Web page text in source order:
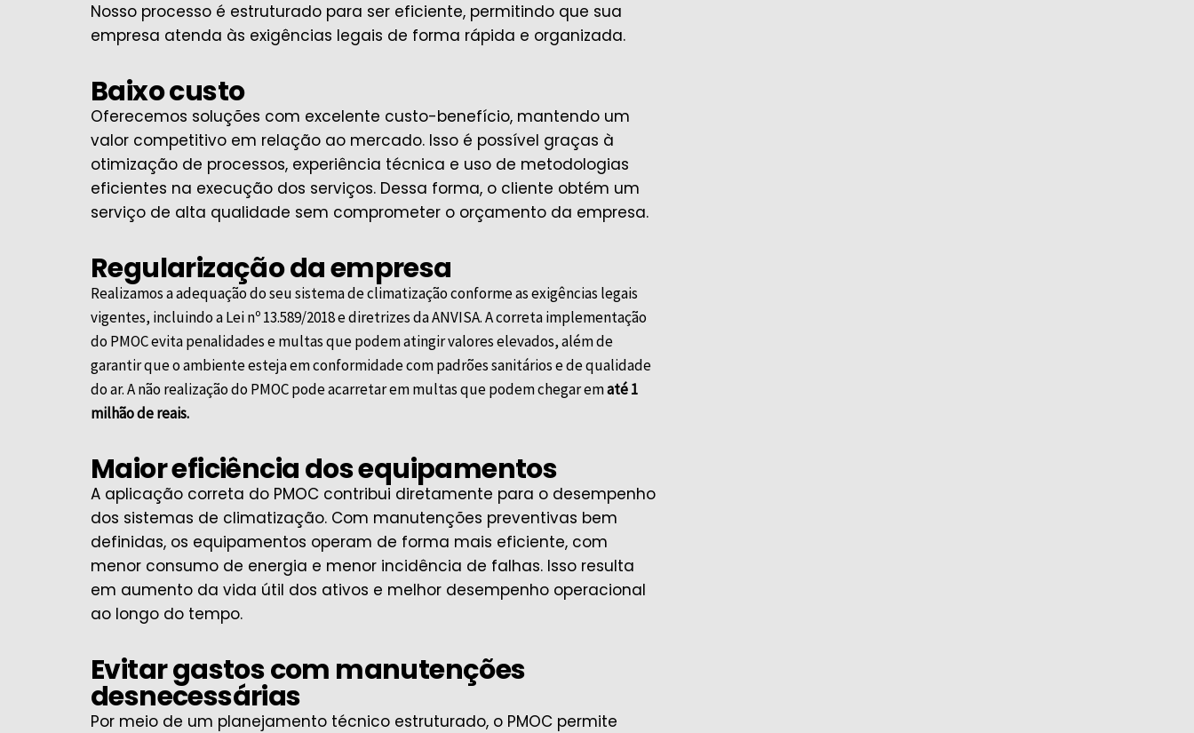
Nosso processo é estruturado para ser eficiente, permitindo que sua
empresa atenda às exigências legais de forma rápida e organizada.
Baixo custo
Oferecemos soluções com excelente custo-benefício, mantendo um
valor competitivo em relação ao mercado. Isso é possível graças à
otimização de processos, experiência técnica e uso de metodologias
eficientes na execução dos serviços. Dessa forma, o cliente obtém um
serviço de alta qualidade sem comprometer o orçamento da empresa.
Regularização da empresa
Realizamos a adequação do seu sistema de climatização conforme as exigências legais
vigentes, incluindo a Lei nº 13.589/2018 e diretrizes daANVISA. A correta implementação
do PMOC evita penalidades e multas que podem atingir valores elevados, além de
garantir que o ambiente esteja em conformidade com padrões sanitários e de qualidade
do ar. A não realização do PMOC pode acarretar em multas que podem chegar ematé 1
milhão de reais.
Maior eficiência dos equipamentos
A aplicação correta do PMOC contribui diretamente para o desempenho
dos sistemas de climatização. Com manutenções preventivas bem
definidas, os equipamentos operam de forma mais eficiente, com
menor consumo de energia e menor incidência de falhas. Isso resulta
em aumento da vida útil dos ativos e melhor desempenho operacional
ao longo do tempo.
Evitar gastos com manutenções
desnecessárias
Por meio de um planejamento técnico estruturado, o PMOC permite